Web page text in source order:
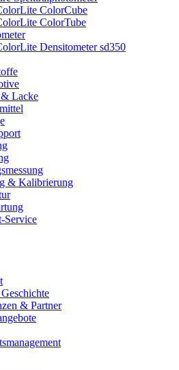
ColorCube
ColorTube
Densitometer sd350
Lacke
& Kalibrierung
Service
& Partner